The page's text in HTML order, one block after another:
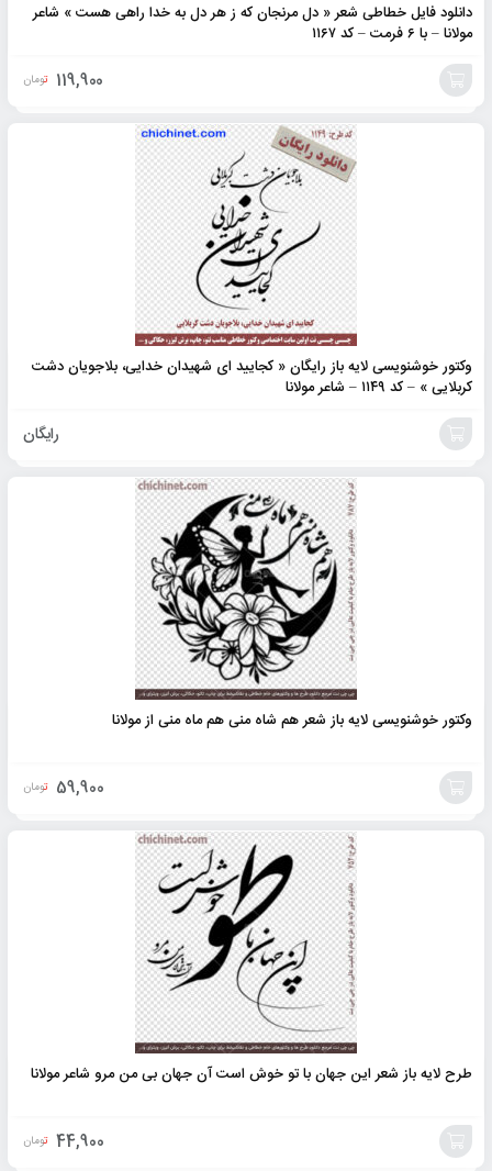
دانلود فایل خطاطی شعر « دل مرنجان که ز هر دل به خدا راهی هست » شاعر
مولانا – با ۶ فرمت – کد ۱۱۶۷
119,900 تومان
وکتور خوشنویسی لایه باز رایگان « کجایید ای شهیدان خدایی، بلاجویان دشت
کربلایی » – کد ۱۱۴۹ – شاعر مولانا
رایگان
وکتور خوشنویسی لایه باز شعر هم شاه منی هم ماه منی از مولانا
59,900 تومان
طرح لایه باز شعر این جهان با تو خوش است آن جهان بی من مرو شاعر مولانا
44,900 تومان